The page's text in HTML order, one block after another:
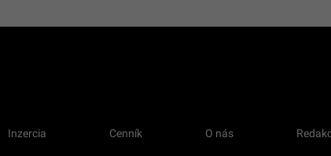
Inzercia Cenník O nás